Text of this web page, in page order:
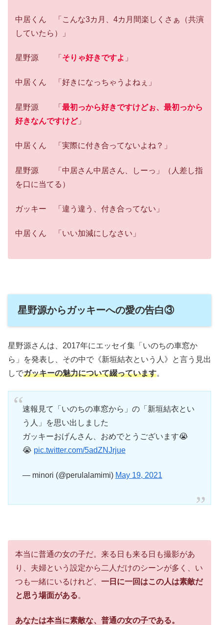
中居くん 「こんな3カ月、4カ月間楽しくさぁ（共演
していたら）」
星野源 「 そりゃ好きですよ 」
中居くん 「好きになっちゃうよねぇ」
星野源 「 最初っから好きですけどぉ、最初っから
好きなんですけど」
中居くん 「実際に付き合ってないよね？」
星野源 「中居さん中居さん、しーっ」（人差し指
を口に当てる）
ガッキー 「違う違う、付き合ってない」
中居くん 「いい加減にしなさい」
星野源からガッキーへの愛の告白③
星野源さんは、2017年にエッセイ集「いのちの車窓か
ら」を発表し、その中で《新垣結衣という人》と言う見出
しでガッキーの魅力について綴っています。
速報見て「いのちの車窓から」の「新垣結衣とい
う人」を思い出しました
ガッキーおげんさん、おめでとうございます😭
😭 pic.twitter.com/5adZNJrjue
— minori (@perulalamimi) May 19, 2021
本当に普通の女の子だ。来る日も来る日も撮影があ
り、夫婦という設定から二人だけのシーンが多く、い
つも一緒にいるけれど、 一日に一回はこの人は素敵だ
と思う場面がある。
あなたは本当に素敵な、普通の女の子である。